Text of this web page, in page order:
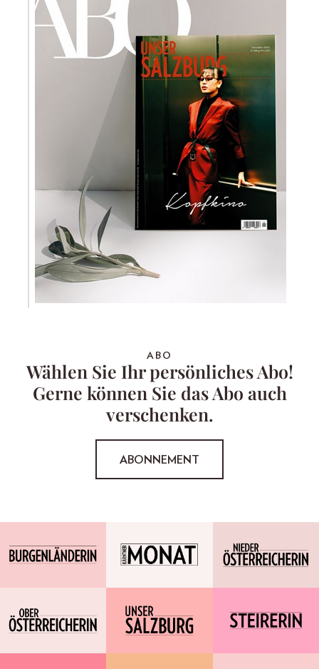
ABO
Wählen Sie Ihr persönliches Abo!
Gerne können Sie das Abo auch
verschenken.
ABONNEMENT